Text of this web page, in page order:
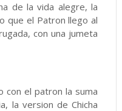
de la vida alegre, la
que el Patron llego al
con una jumeta
con el patron la suma
la version de Chicha